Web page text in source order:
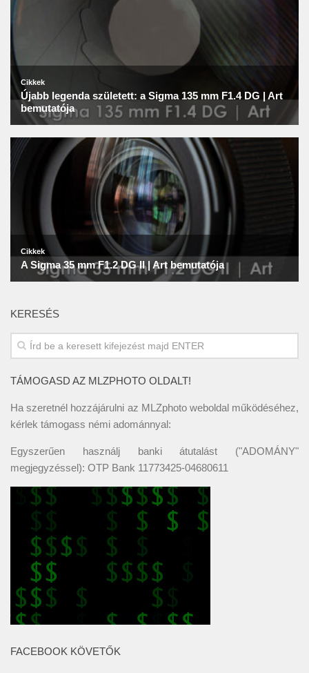
KERESÉS
TÁMOGASD AZ MLZPHOTO OLDALT!
Ha szeretnél hozzájárulni az MLZphoto weboldal működéséhez,
kérlek támogass némi adománnyal:
Egyszerűen használj banki átutalást ("ADOMÁNY"
megjegyzéssel): OTP Bank 11773425-04680611
FACEBOOK KÖVETŐK